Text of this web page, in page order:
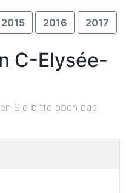
2015 2016 2017
C-Elysée-
Sie bitte oben das